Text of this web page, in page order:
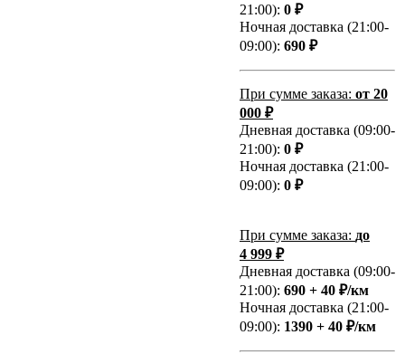
21:00): 0 ₽
Ночная доставка (21:00-
09:00): 690 ₽
При сумме заказа: от 20
000 ₽
Дневная доставка (09:00-
21:00): 0 ₽
Ночная доставка (21:00-
09:00): 0 ₽
При сумме заказа: до
4 999 ₽
Дневная доставка (09:00-
21:00): 690 + 40 ₽/км
Ночная доставка (21:00-
09:00): 1390 + 40 ₽/км